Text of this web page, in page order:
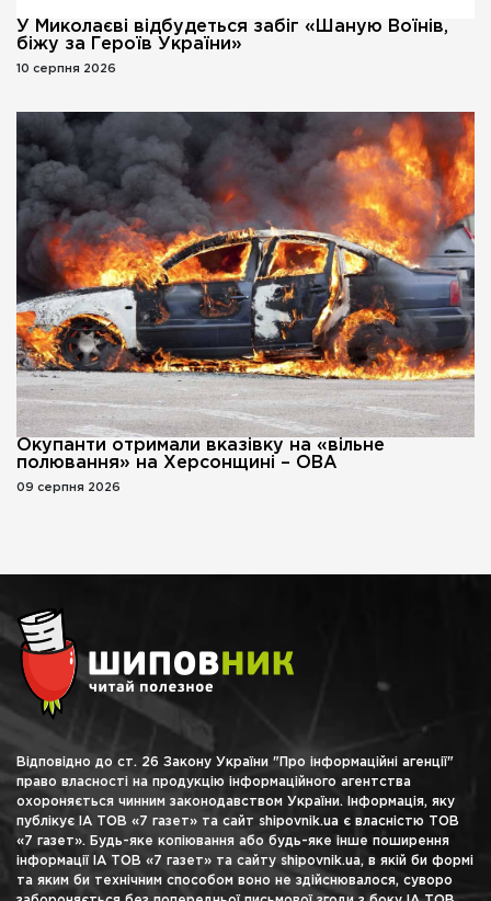
У Миколаєві відбудеться забіг «Шаную Воїнів,
біжу за Героїв України»
10 серпня 2026
Окупанти отримали вказівку на «вільне
полювання» на Херсонщині – ОВА
09 серпня 2026
Відповідно до ст. 26 Закону України "Про інформаційні агенції"
право власності на продукцію інформаційного агентства
охороняється чинним законодавством України. Інформація, яку
публікує ІА ТОВ «7 газет» та сайт shipovnik.ua є власністю ТОВ
«7 газет». Будь-яке копіювання або будь-яке інше поширення
інформації ІА ТОВ «7 газет» та сайту shipovnik.ua, в якій би формі
та яким би технічним способом воно не здійснювалося, суворо